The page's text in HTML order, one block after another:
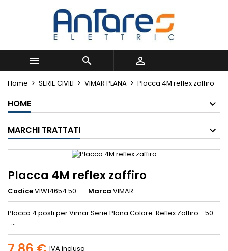
  
Home SERIE CIVILI VIMAR PLANA Placca 4M reflex zaffiro
HOME
MARCHI TRATTATI
Placca 4M reflex zaffiro
CodiceVIW14654.50 Marca VIMAR
Placca 4 posti per Vimar Serie Plana Colore: Reflex Zaffiro - 50
-...
IVA inclusa
Le mie liste di desideri
add_circle_outline
((title))
((label))
Accedi
prodotti nella tua lista dei desideri.
((cancelText)) ((loginText))